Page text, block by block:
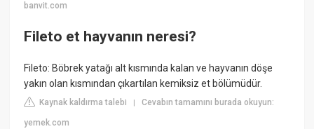
banvit.com
Fileto et hayvanın neresi?
Fileto: Böbrek yatağı alt kısmında kalan ve hayvanın döşe
yakın olan kısmından çıkartılan kemiksiz et bölümüdür.
Kaynak kaldırma talebi |Cevabın tamamını burada okuyun:
yemek.com